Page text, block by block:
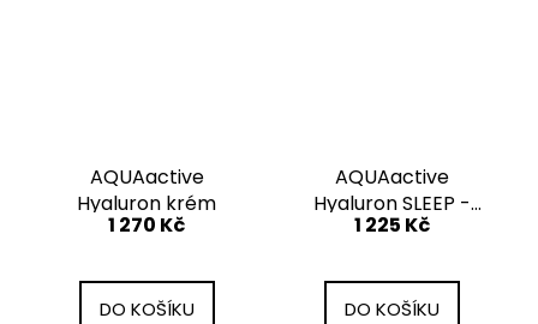
AQUAactive
Hyaluron krém
1 270 Kč
DO KOŠÍKU
AQUAactive
Hyaluron SLEEP -
noční hydratační
1 225 Kč
DO KOŠÍKU